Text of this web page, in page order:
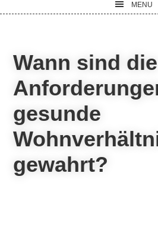
MENU
Wann sind die
gesunde
gewahrt?